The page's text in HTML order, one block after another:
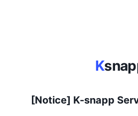
K
[Notice] K-snapp